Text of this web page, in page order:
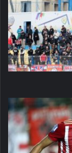
Πειραιάς!
Θρύλος
πέντε
αστέρων!